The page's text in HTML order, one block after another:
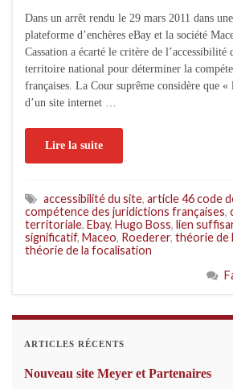
Dans un arrêt rendu le 29 mars 2011 dans
plateforme d’enchères eBay et la société
Cassation a écarté le critère de l’accessibilité
territoire national pour déterminer la
françaises. La Cour suprême considère que «
d’un site internet …
Lire la suite
accessibilité du site, article 46 code
compétence des juridictions françaises,
territoriale, Ebay, Hugo Boss, lien
significatif, Maceo, Roederer, théorie de
théorie de la focalisation
ARTICLES RÉCENTS
Nouveau site Meyer et Partenaires